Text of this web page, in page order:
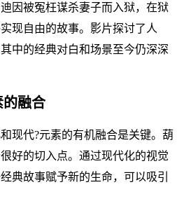
因被冤枉谋杀妻子而入狱，在狱
现自由的故事。影片探讨了人
中的经典对白和场景至今仍深深
的融合
现代?元素的有机融合是关键。葫
好的切入点。通过现代化的视觉
典故事赋予新的生命，可以吸引